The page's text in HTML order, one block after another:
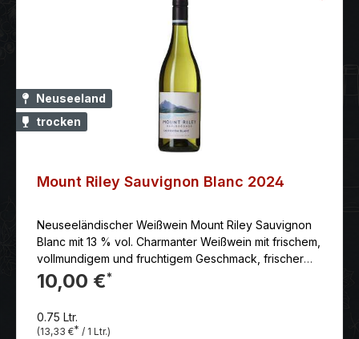
Neuseeland
trocken
Mount Riley Sauvignon Blanc 2024
Neuseeländischer Weißwein Mount Riley Sauvignon
Blanc mit 13 % vol. Charmanter Weißwein mit frischem,
vollmundigem und fruchtigem Geschmack, frischer
Säure und sauberem, knackigem Abgang
10,00 €*
0.75 Ltr.
(13,33 €* / 1 Ltr.)